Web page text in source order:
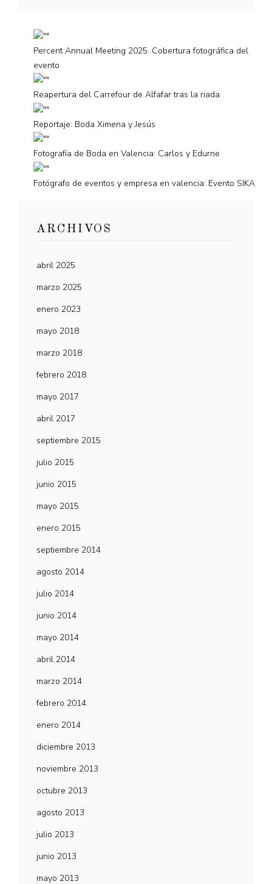
Percent Annual Meeting 2025. Cobertura fotográfica del
evento
Reapertura del Carrefour de Alfafar tras la riada
Reportaje: Boda Ximena y Jesús
Fotografía de Boda en Valencia: Carlos y Edurne
Fotógrafo de eventos y empresa en valencia: Evento SIKA
ARCHIVOS
abril 2025
marzo 2025
enero 2023
mayo 2018
marzo 2018
febrero 2018
mayo 2017
abril 2017
septiembre 2015
julio 2015
junio 2015
mayo 2015
enero 2015
septiembre 2014
agosto 2014
julio 2014
junio 2014
mayo 2014
abril 2014
marzo 2014
febrero 2014
enero 2014
diciembre 2013
noviembre 2013
octubre 2013
agosto 2013
julio 2013
junio 2013
mayo 2013